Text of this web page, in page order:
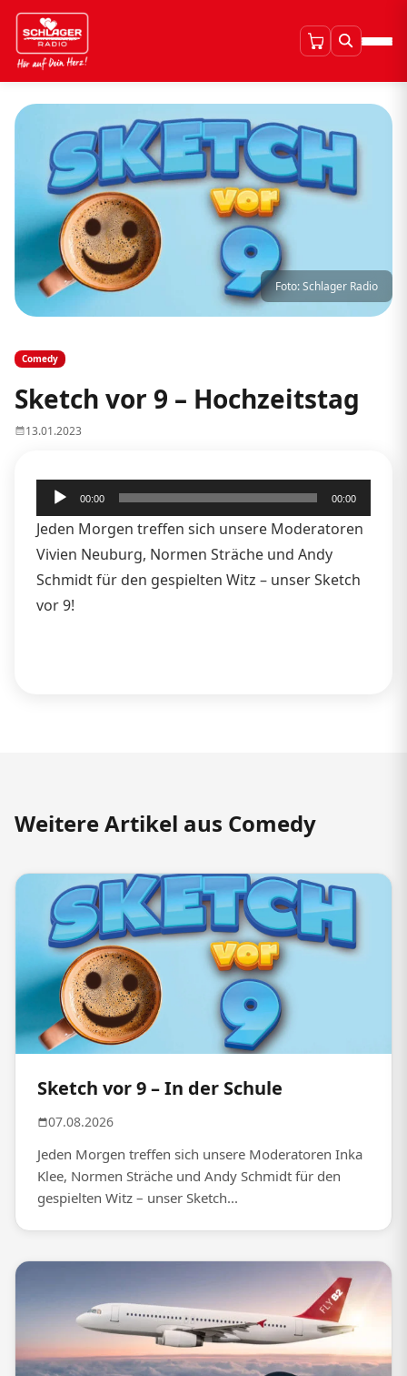
Foto: Schlager Radio
Comedy
Sketch vor 9 – Hochzeitstag
13.01.2023
Audio-
Player
00:00 00:00
Jeden Morgen treffen sich unsere Moderatoren
Vivien Neuburg, Normen Sträche und Andy
Schmidt für den gespielten Witz – unser Sketch
vor 9!
Weitere Artikel aus Comedy
Sketch vor 9 – In der Schule
07.08.2026
Jeden Morgen treffen sich unsere Moderatoren Inka
Klee, Normen Sträche und Andy Schmidt für den
gespielten Witz – unser Sketch...